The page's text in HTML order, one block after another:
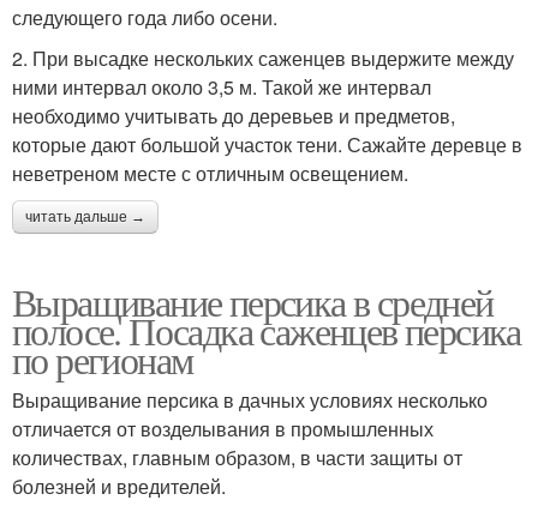
следующего года либо осени.
2. При высадке нескольких саженцев выдержите между
ними интервал около 3,5 м. Такой же интервал
необходимо учитывать до деревьев и предметов,
которые дают большой участок тени. Сажайте деревце в
неветреном месте с отличным освещением.
читать дальше →
Выращивание персика в средней
полосе. Посадка саженцев персика
по регионам
Выращивание персика в дачных условиях несколько
отличается от возделывания в промышленных
количествах, главным образом, в части защиты от
болезней и вредителей.